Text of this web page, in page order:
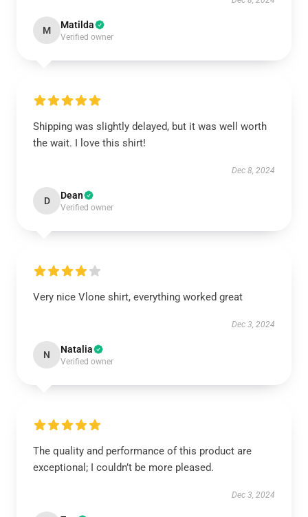
M Matilda
Verified owner
Shipping was slightly delayed, but it was well worth
the wait. I love this shirt!
Dec 8, 2024
D Dean
Verified owner
Very nice Vlone shirt, everything worked great
Dec 3, 2024
N Natalia
Verified owner
The quality and performance of this product are
exceptional; I couldn’t be more pleased.
Dec 3, 2024